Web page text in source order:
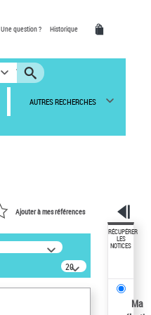
Une question ? Historique
AUTRES RECHERCHES
Ajouter à mes références
20
résultats/page
RÉCUPÉRER
LES
NOTICES
Ma